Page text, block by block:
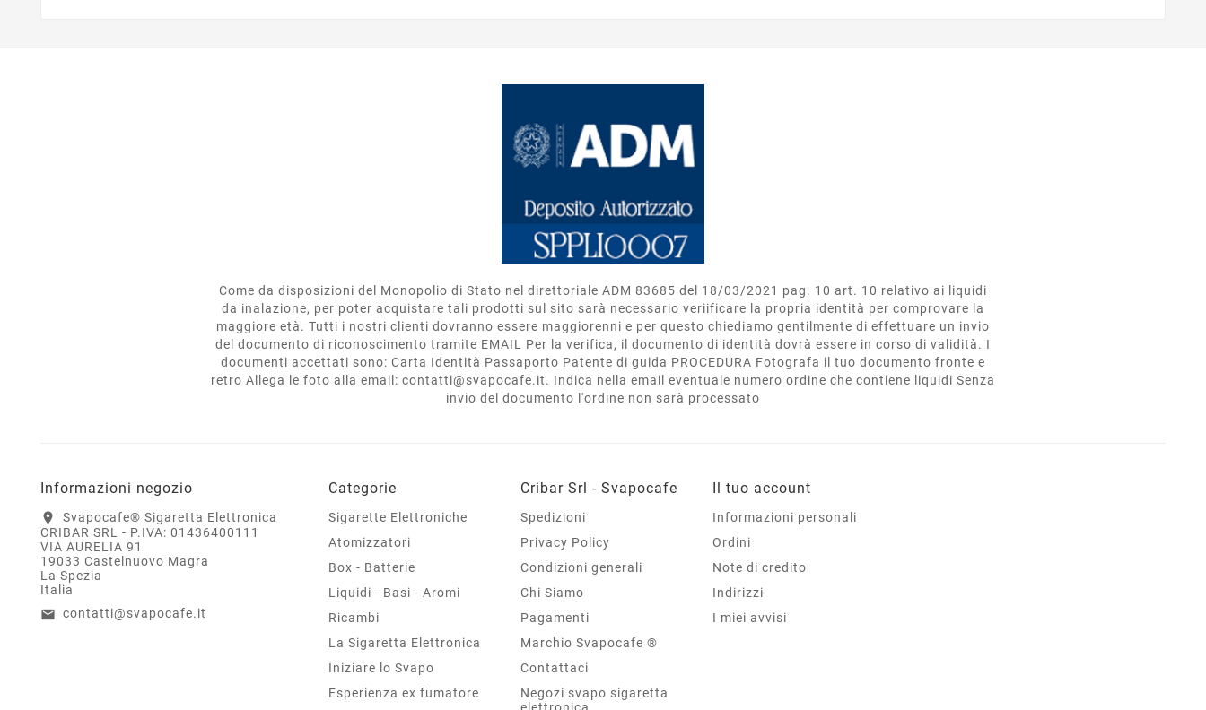
Come da disposizioni del Monopolio di Stato nel direttoriale ADM 83685 del 18/03/2021 pag. 10 art. 10 relativo ai liquidi
da inalazione, per poter acquistare tali prodotti sul sito sarà necessario veriificare la propria identità per comprovare la
maggiore età. Tutti i nostri clienti dovranno essere maggiorenni e per questo chiediamo gentilmente di effettuare un invio
del documento di riconoscimento tramite EMAIL Per la verifica, il documento di identità dovrà essere in corso di validità. I
documenti accettati sono: Carta Identità Passaporto Patente di guida PROCEDURA Fotografa il tuo documento fronte e
retro Allega le foto alla email: contatti@svapocafe.it. Indica nella email eventuale numero ordine che contiene liquidi Senza
invio del documento l'ordine non sarà processato
Informazioni negozio
location_on
Svapocafe® Sigaretta Elettronica
CRIBAR SRL - P.IVA: 01436400111
VIA AURELIA 91
19033 Castelnuovo Magra
La Spezia
Italia
email contatti@svapocafe.it
Categorie
Sigarette Elettroniche
Atomizzatori
Box - Batterie
Liquidi - Basi - Aromi
Ricambi
La Sigaretta Elettronica
Iniziare lo Svapo
Esperienza ex fumatore
Cribar Srl - Svapocafe
Spedizioni
Privacy Policy
Condizioni generali
Chi Siamo
Pagamenti
Marchio Svapocafe ®
Contattaci
Negozi svapo sigaretta
elettronica
Il tuo account
Informazioni personali
Ordini
Note di credito
Indirizzi
I miei avvisi